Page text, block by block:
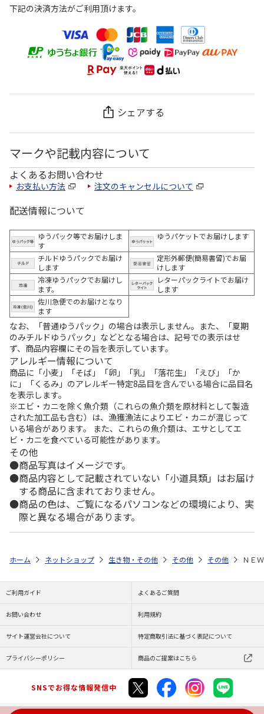
下記の決済方法がご利用頂けます。
シェアする
マークや記載内容について
よくあるお問い合わせ
お支払い方法 注文のキャンセルについて
配送情報について
ゆうパック等でお届けしま
す
ゆうパケットでお届けします
チルドゆうパックでお届け
します
定形外郵便(簡易書留)でお届
けします
冷凍ゆうパックでお届けし
ます。
レターパックライトでお届け
します
佐川急便でのお届けとなり
ます
なお、「普通ゆうパック」の場合は表示しません。また、「夏期
のみチルドゆうパック」などとなる場合は、記号での表示はせ
ず、商品内容欄にその旨を表示しています。
アレルギー情報について
商品に「小麦」「そば」「卵」「乳」「落花生」「えび」「か
に」「くるみ」のアレルギー特定8品目を含んでいる場合に品目名
を表示します。
※エビ・カニを除く魚介類（これらの魚介類を原材料として製造
された加工品も含む）は、漁獲漁法によりエビ・カニが混じって
いる場合があります。 また、これらの魚介類は、エサとしてエ
ビ・カニを食べている可能性があります。
その他
商品写真はイメージです。
商品内容として記載されていない「小道具類」はお届け
する商品に含まれておりません。
商品の色は、ご覧になるパソコンなどの環境により、実
際と異なる場合があります。
ホーム ネットショップ 生き物・その他 その他 その他 ＮＥ
ご利用ガイド よくあるご質問
お問い合わせ 利用規約
サイト運営会社について 特定商取引法に基づく表記について
プライバシーポリシー 商品のご提案はこちら
SNSでお得な情報発信中